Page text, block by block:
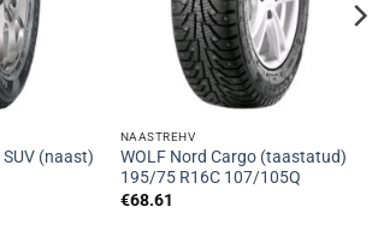
SUV (naast)
NAASTREHV
WOLF Nord Cargo (taastatud)
195/75 R16C 107/105Q
€68.61